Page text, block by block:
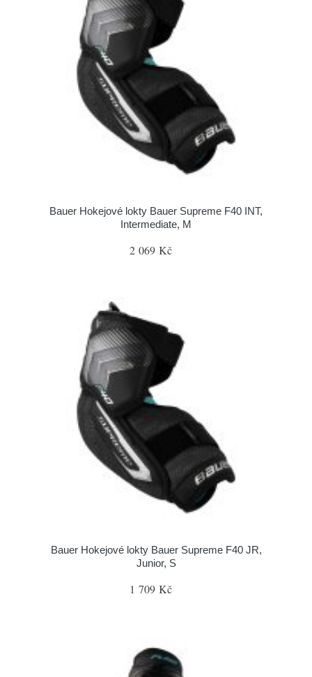
Bauer Hokejové lokty Bauer Supreme F40 INT,
Intermediate, M
2 069 Kč
Bauer Hokejové lokty Bauer Supreme F40 JR,
Junior, S
1 709 Kč